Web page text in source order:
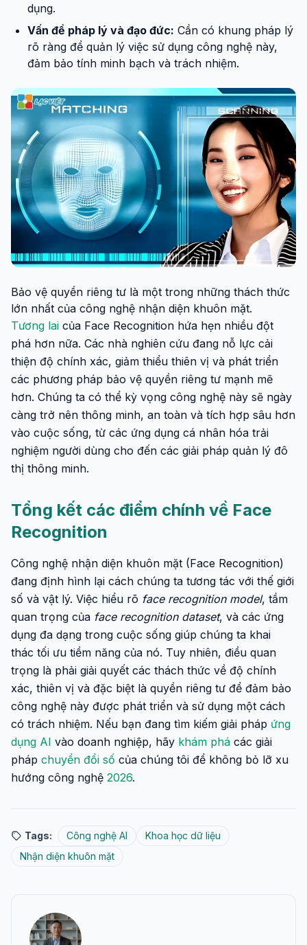
dụng.
Vấn đề pháp lý và đạo đức: Cần có khung pháp lý
rõ ràng để quản lý việc sử dụng công nghệ này,
đảm bảo tính minh bạch và trách nhiệm.
Bảo vệ quyền riêng tư là một trong những thách thức
lớn nhất của công nghệ nhận diện khuôn mặt.
Tương lai của Face Recognition hứa hẹn nhiều đột
phá hơn nữa. Các nhà nghiên cứu đang nỗ lực cải
thiện độ chính xác, giảm thiểu thiên vị và phát triển
các phương pháp bảo vệ quyền riêng tư mạnh mẽ
hơn. Chúng ta có thể kỳ vọng công nghệ này sẽ ngày
càng trở nên thông minh, an toàn và tích hợp sâu hơn
vào cuộc sống, từ các ứng dụng cá nhân hóa trải
nghiệm người dùng cho đến các giải pháp quản lý đô
thị thông minh.
Tổng kết các điểm chính về Face
Recognition
Công nghệ nhận diện khuôn mặt (Face Recognition)
đang định hình lại cách chúng ta tương tác với thế giới
số và vật lý. Việc hiểu rõ face recognition model, tầm
quan trọng của face recognition dataset, và các ứng
dụng đa dạng trong cuộc sống giúp chúng ta khai
thác tối ưu tiềm năng của nó. Tuy nhiên, điều quan
trọng là phải giải quyết các thách thức về độ chính
xác, thiên vị và đặc biệt là quyền riêng tư để đảm bảo
công nghệ này được phát triển và sử dụng một cách
có trách nhiệm. Nếu bạn đang tìm kiếm giải pháp ứng
dụng AI vào doanh nghiệp, hãy khám phá các giải
pháp chuyển đổi số của chúng tôi để không bỏ lỡ xu
hướng công nghệ 2026.
Tags: Công nghệ AI
Khoa học dữ liệu
Nhận diện khuôn mặt